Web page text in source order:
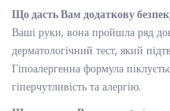
Що дасть Вам додаткову
Ваші руки, вона пройшла ряд
дерматологічний тест, який
Гіпоалергенна формула
гіперчутливість та алергію.